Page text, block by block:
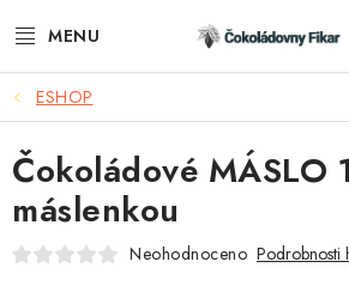
na
ESHOP
REKLAMNÍ VÝROBKY
O NÁS
ESHOP
Čokoládové MÁSLO
máslenkou
Neohodnoceno Podrobnosti